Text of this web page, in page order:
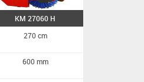
KM 27060 H
270 cm
600 mm